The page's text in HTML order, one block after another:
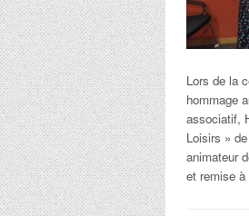
Lors de la
hommage
associatif,
Loisirs »
animateur
et remise